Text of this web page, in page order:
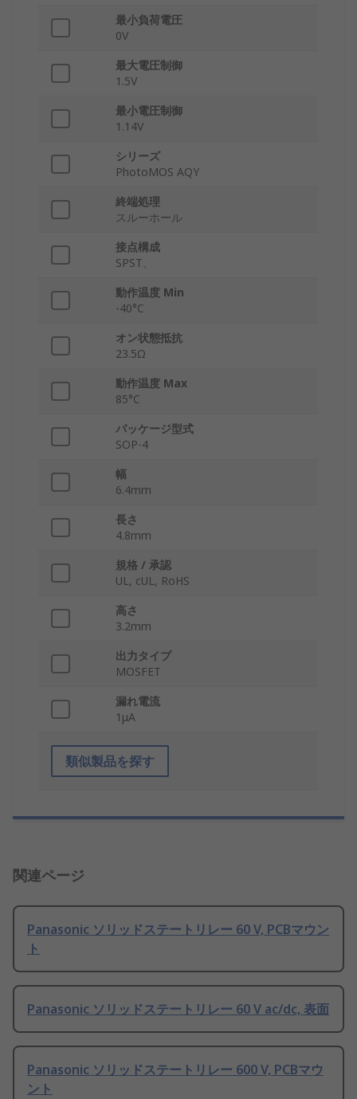
最小負荷電圧
0V
最大電圧制御
1.5V
最小電圧制御
1.14V
シリーズ
PhotoMOS AQY
終端処理
スルーホール
接点構成
SPST、
動作温度 Min
-40°C
オン状態抵抗
23.5Ω
動作温度 Max
85°C
パッケージ型式
SOP-4
幅
6.4mm
長さ
4.8mm
規格 / 承認
UL, cUL, RoHS
高さ
3.2mm
出力タイプ
MOSFET
漏れ電流
1μA
類似製品を探す
関連ページ
Panasonic ソリッドステートリレー 60 V, PCBマウン
ト
Panasonic ソリッドステートリレー 60 V ac/dc, 表面
Panasonic ソリッドステートリレー 600 V, PCBマウ
ント